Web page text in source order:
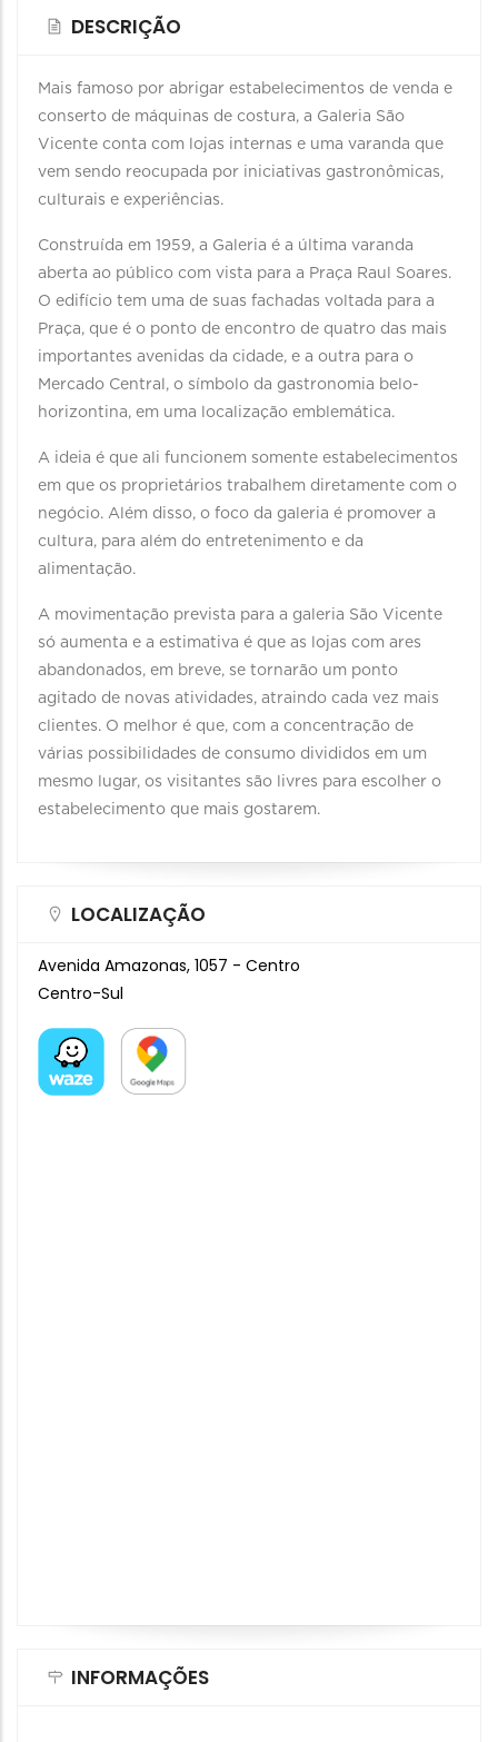
DESCRIÇÃO
Mais famoso por abrigar estabelecimentos de venda e
conserto de máquinas de costura, a Galeria São
Vicente conta com lojas internas e uma varanda que
vem sendo reocupada por iniciativas gastronômicas,
culturais e experiências.
Construída em 1959, a Galeria é a última varanda
aberta ao público com vista para a Praça Raul Soares.
O edifício tem uma de suas fachadas voltada para a
Praça, que é o ponto de encontro de quatro das mais
importantes avenidas da cidade, e a outra para o
Mercado Central, o símbolo da gastronomia belo-
horizontina, em uma localização emblemática.
A ideia é que ali funcionem somente estabelecimentos
em que os proprietários trabalhem diretamente com o
negócio. Além disso, o foco da galeria é promover a
cultura, para além do entretenimento e da
alimentação.
A movimentação prevista para a galeria São Vicente
só aumenta e a estimativa é que as lojas com ares
abandonados, em breve, se tornarão um ponto
agitado de novas atividades, atraindo cada vez mais
clientes. O melhor é que, com a concentração de
várias possibilidades de consumo divididos em um
mesmo lugar, os visitantes são livres para escolher o
estabelecimento que mais gostarem.
LOCALIZAÇÃO
Avenida Amazonas, 1057 - Centro
Centro-Sul
INFORMAÇÕES